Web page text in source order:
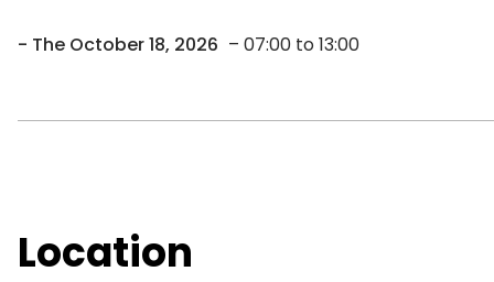
The October 18, 2026 – 07:00 to 13:00
Location